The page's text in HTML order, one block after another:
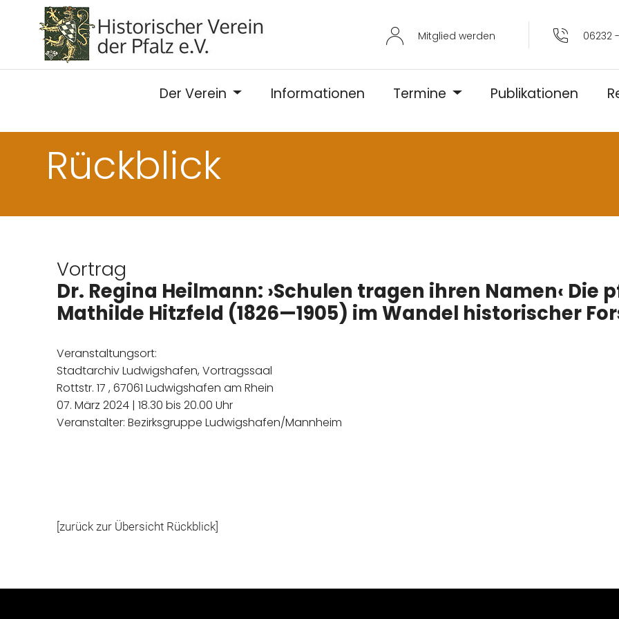
Mitglied werden 06232
Der Verein Informationen Termine Publikationen
Rückblick
Vortrag
Dr. Regina Heilmann: ›Schulen tragen ihren Namen‹ Die
Mathilde Hitzfeld (1826—1905) im Wandel historischer
Veranstaltungsort:
Stadtarchiv Ludwigshafen, Vortragssaal
Rottstr. 17 , 67061 Ludwigshafen am Rhein
07. März 2024 | 18.30 bis 20.00 Uhr
Veranstalter: Bezirksgruppe Ludwigshafen/Mannheim
[zurück zur Übersicht Rückblick]